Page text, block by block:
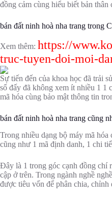
đồng cảm cùng hiểu biết bản thân
bán đất ninh hoà nha trang trong
Xem thêm: https://
truc-tuyen-doi-moi-
Sự tiến đến của khoa học đã trải
số đấy đã không xem ít nhiều 1 1
mã hóa cùng bảo mật thông tin
bán đất ninh hoà nha trang cũng
Trong nhiều dạng bộ máy mã
cũng như 1 mã định danh, 1 chi
Đây là 1 trong góc cạnh đồng chí
cập ở trên. Trong ngành nghề
được tiêu vốn để phân chia,